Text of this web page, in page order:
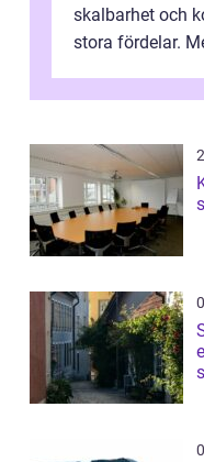
skalbarhet och
stora fördelar.